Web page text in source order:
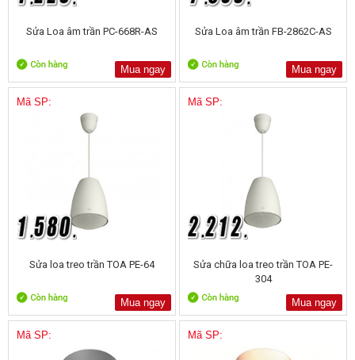
Sửa Loa âm trần PC-668R-AS
Mua ngay
Sửa Loa âm trần FB-2862C-AS
Mua ngay
Mã SP:
Sửa loa treo trần TOA PE-64
Mua ngay
Mã SP:
Sửa chữa loa treo trần TOA PE-
304
Mua ngay
Mã SP: Mã SP: